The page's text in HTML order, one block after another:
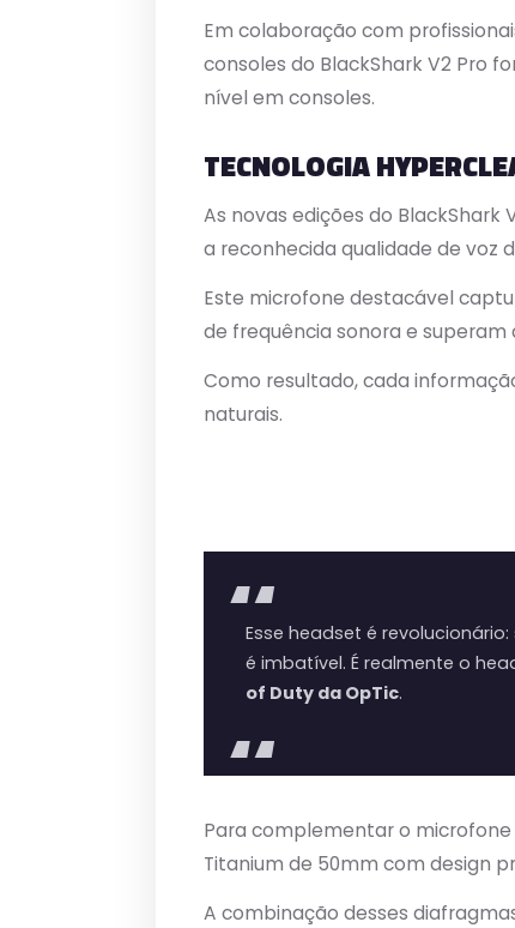
Em colaboração com
consoles do BlackShark V2 Pro
nível em consoles.
TECNOLOGIA
As novas edições do
a reconhecida qualidade de voz
Este microfone destacável
de frequência sonora e
Como resultado, cada
naturais.
Esse headset é
é imbatível. É realmente o
of Duty da OpTic.
Para complementar o microfone
Titanium de 50mm com design
A combinação desses